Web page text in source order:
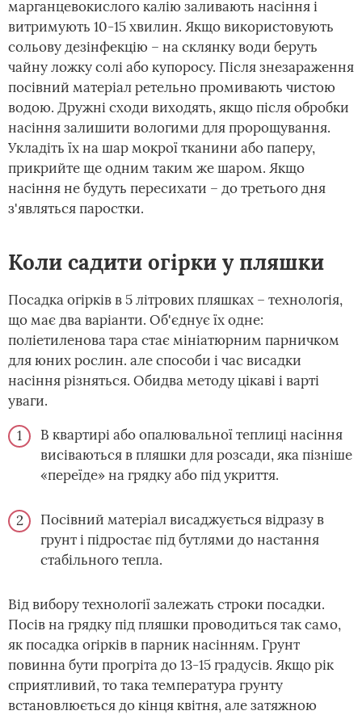
марганцевокислого калію заливають насіння і
витримують 10-15 хвилин. Якщо використовують
сольову дезінфекцію – на склянку води беруть
чайну ложку солі або купоросу. Після знезараження
посівний матеріал ретельно промивають чистою
водою. Дружні сходи виходять, якщо після обробки
насіння залишити вологими для пророщування.
Укладіть їх на шар мокрої тканини або паперу,
прикрийте ще одним таким же шаром. Якщо
насіння не будуть пересихати – до третього дня
з'являться паростки.
Коли садити огірки у пляшки
Посадка огірків в 5 літрових пляшках – технологія,
що має два варіанти. Об'єднує їх одне:
поліетиленова тара стає мініатюрним парничком
для юних рослин. але способи і час висадки
насіння різняться. Обидва методу цікаві і варті
уваги.
В квартирі або опалювальної теплиці насіння
висіваються в пляшки для розсади, яка пізніше
«переїде» на грядку або під укриття.
Посівний матеріал висаджується відразу в
грунт і підростає під бутлями до настання
стабільного тепла.
Від вибору технології залежать строки посадки.
Посів на грядку під пляшки проводиться так само,
як посадка огірків в парник насінням. Грунт
повинна бути прогріта до 13-15 градусів. Якщо рік
сприятливий, то така температура грунту
встановлюється до кінця квітня, але затяжною